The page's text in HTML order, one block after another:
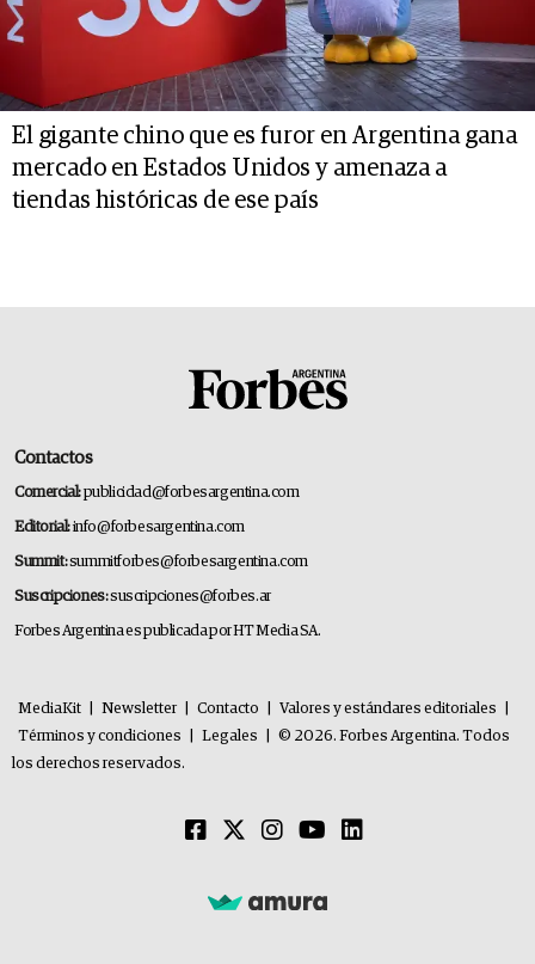
El gigante chino que es furor en Argentina gana
mercado en Estados Unidos y amenaza a
tiendas históricas de ese país
Contactos
Comercial:publicidad@forbesargentina.com
Editorial:info@forbesargentina.com
Summit:summitforbes@forbesargentina.com
Suscripciones:suscripciones@forbes.ar
Forbes Argentina es publicada por HT Media SA.
MediaKit Newsletter Contacto Valores y estándares editoriales
Términos y condiciones
Legales
© 2026. Forbes Argentina. Todos
los derechos reservados.